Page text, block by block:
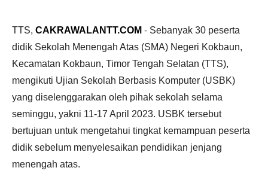
TTS, CAKRAWALANTT.COM - Sebanyak 30 peserta
didik Sekolah Menengah Atas (SMA) Negeri Kokbaun,
Kecamatan Kokbaun, Timor Tengah Selatan (TTS),
mengikuti Ujian Sekolah Berbasis Komputer (USBK)
yang diselenggarakan oleh pihak sekolah selama
seminggu, yakni 11-17 April 2023. USBK tersebut
bertujuan untuk mengetahui tingkat kemampuan peserta
didik sebelum menyelesaikan pendidikan jenjang
menengah atas.